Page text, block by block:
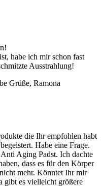
habe ich mir schon fast
Ausstrahlung!
Grüße, Ramona
die Ihr empfohlen habt
Habe eine Frage.
Aging Padst. Ich dachte
dass es für den Körper
mehr. Könntet Ihr mir
gibt es vielleicht größere